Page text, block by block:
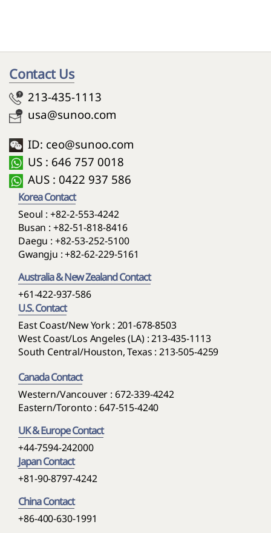
Contact Us
213-435-1113
usa@sunoo.com
ID: ceo@sunoo.com
US : 646 757 0018
AUS : 0422 937 586
Korea Contact
Seoul : +82-2-553-4242
Busan : +82-51-818-8416
Daegu : +82-53-252-5100
Gwangju :+82-62-229-5161
Australia & New Zealand Contact
+61-422-937-586
U.S. Contact
East Coast/New York : 201-678-8503
West Coast/Los Angeles (LA) : 213-435-1113
South Central/Houston, Texas : 213-505-4259
Canada Contact
Western/Vancouver : 672-339-4242
Eastern/Toronto : 647-515-4240
UK & Europe Contact
+44-7594-242000
Japan Contact
+81-90-8797-4242
China Contact
+86-400-630-1991